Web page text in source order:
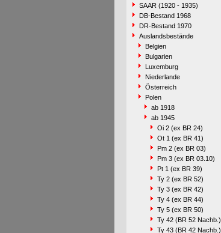
SAAR (1920 - 1935)
DB-Bestand 1968
DR-Bestand 1970
Auslandsbestände
Belgien
Bulgarien
Luxemburg
Niederlande
Österreich
Polen
ab 1918
ab 1945
Oi 2 (ex BR 24)
Ot 1 (ex BR 41)
Pm 2 (ex BR 03)
Pm 3 (ex BR 03.10)
Pt 1 (ex BR 39)
Ty 2 (ex BR 52)
Ty 3 (ex BR 42)
Ty 4 (ex BR 44)
Ty 5 (ex BR 50)
Ty 42 (BR 52 Nachb.)
Ty 43 (BR 42 Nachb.)